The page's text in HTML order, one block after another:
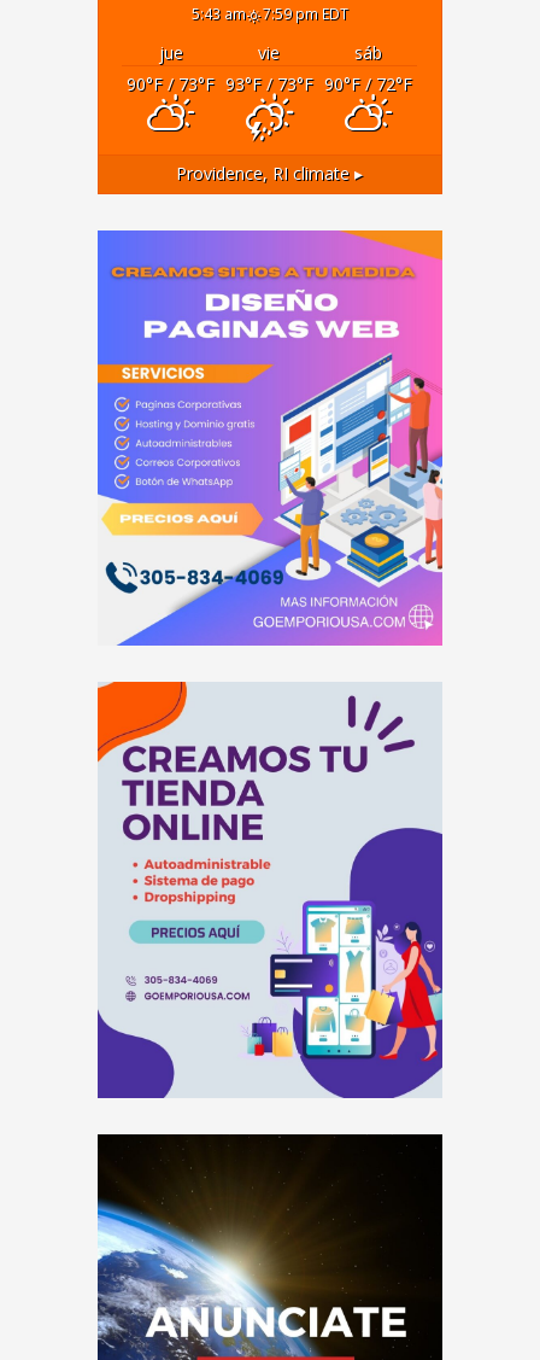
5:43 am 7:59 pm EDT
jue vie
sáb
90°F/ 73°F 93°F/ 73°F 90°F/ 72°F
Providence, RI climate ▸